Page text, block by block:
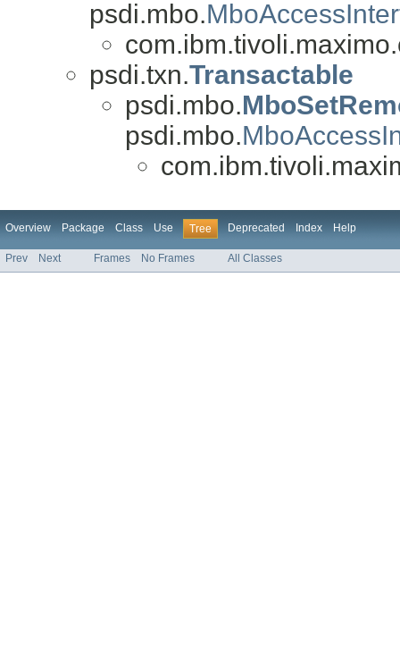
psdi.mbo.
psdi.txn.Transactable
psdi.mbo.
psdi.mbo.
Overview Package Class Use Tree Deprecated Index Help
Prev Next Frames No Frames All Classes